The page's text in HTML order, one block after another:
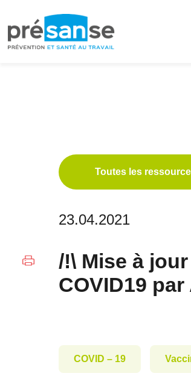
la
au
contenu
Toutes les
23.04.2021
/!\ Mise à
COVID19
COVID – 19